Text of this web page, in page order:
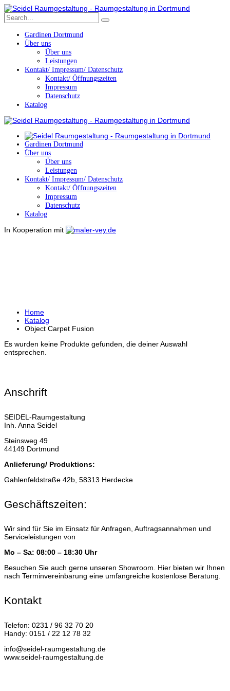
Gardinen Dortmund
Über uns
Über uns
Leistungen
Kontakt/ Impressum/ Datenschutz
Kontakt/ Öffnungszeiten
Impressum
Datenschutz
Katalog
Gardinen Dortmund
Über uns
Über uns
Leistungen
Kontakt/ Impressum/ Datenschutz
Kontakt/ Öffnungszeiten
Impressum
Datenschutz
Katalog
In Kooperation mit
Home
Katalog
Object Carpet Fusion
Es wurden keine Produkte gefunden, die deiner Auswahl
entsprechen.
Anschrift
SEIDEL-Raumgestaltung
Inh. Anna Seidel
Steinsweg 49
44149 Dortmund
Anlieferung/ Produktions:
Gahlenfeldstraße 42b, 58313 Herdecke
Geschäftszeiten:
Wir sind für Sie im Einsatz für Anfragen, Auftragsannahmen und
Serviceleistungen von
Mo – Sa: 08:00 – 18:30 Uhr
Besuchen Sie auch gerne unseren Showroom. Hier bieten wir Ihnen
nach Terminvereinbarung eine umfangreiche kostenlose Beratung.
Kontakt
Telefon: 0231 / 96 32 70 20
Handy: 0151 / 22 12 78 32
info@seidel-raumgestaltung.de
www.seidel-raumgestaltung.de